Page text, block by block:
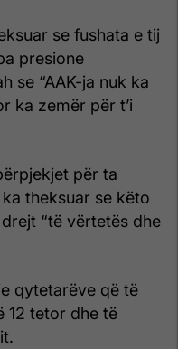
se fushata e tij
presione
se “AAK-ja nuk ka
ka zemër për t’i
për ta
theksuar se këto
“të vërtetës dhe
qytetarëve që të
12 tetor dhe të